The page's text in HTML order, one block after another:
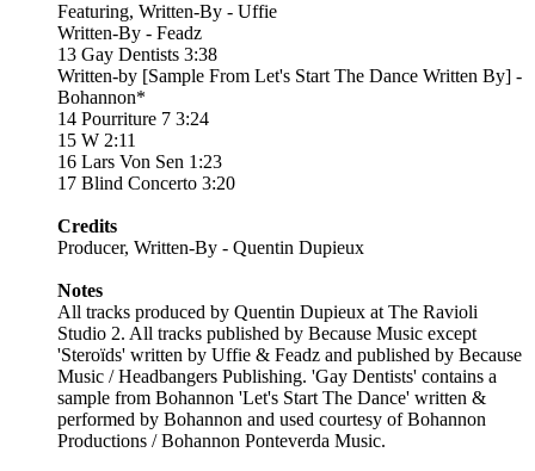
Featuring, Written-By - Uffie
Written-By - Feadz
13 Gay Dentists 3:38
Written-by [Sample From Let's Start The Dance Written By] -
Bohannon*
14 Pourriture 7 3:24
15 W 2:11
16 Lars Von Sen 1:23
17 Blind Concerto 3:20
Credits
Producer, Written-By - Quentin Dupieux
Notes
All tracks produced by Quentin Dupieux at The Ravioli
Studio 2. All tracks published by Because Music except
'Steroïds' written by Uffie & Feadz and published by Because
Music / Headbangers Publishing. 'Gay Dentists' contains a
sample from Bohannon 'Let's Start The Dance' written &
performed by Bohannon and used courtesy of Bohannon
Productions / Bohannon Ponteverda Music.